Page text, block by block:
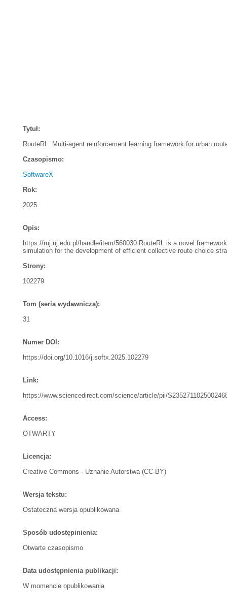
Tytuł:
RouteRL: Multi-agent reinforcement learning framework for urban
Czasopismo:
SoftwareX
Rok:
2025
Opis:
https://ruj.uj.edu.pl/handle/item/560030 RouteRL is a novel
simulation for the development of efficient collective route choice
Strony:
102279
Tom (seria wydawnicza):
31
Numer DOI:
https://doi.org/10.1016/j.softx.2025.102279
Link:
https://www.sciencedirect.com/science/article/pii/
Access:
OTWARTY
Licencja:
Creative Commons - Uznanie Autorstwa (CC-BY)
Wersja tekstu:
Ostateczna wersja opublikowana
Sposób udostępinienia:
Otwarte czasopismo
Data udostępnienia publikacji:
W momencie opublikowania